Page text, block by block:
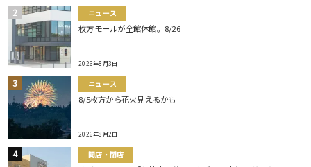
ニュース
枚方モールが全館休館。8/26
2026年8月3日
ニュース
8/5枚方から花火見えるかも
2026年8月2日
開店・閉店